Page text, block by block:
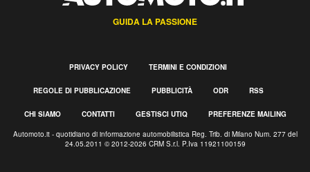
GUIDA LA PASSIONE
PRIVACY POLICY TERMINI E CONDIZIONI
REGOLE DI PUBBLICAZIONE PUBBLICITÀ ODR RSS
CHI SIAMO CONTATTI GESTISCI UTIQ PREFERENZE MAILING
Automoto.it - quotidiano di informazione automobilistica Reg. Trib. di Milano Num. 277 del
24.05.2011 © 2012-2026 CRM S.r.l. P.Iva 11921100159